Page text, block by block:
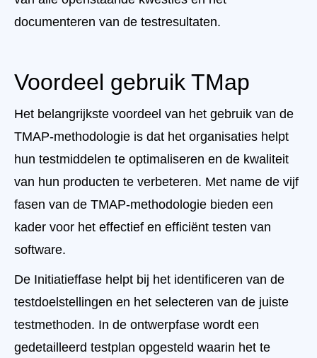
documenteren van de testresultaten.
Voordeel gebruik TMap
Het belangrijkste voordeel van het gebruik van de
TMAP-methodologie is dat het organisaties helpt
hun testmiddelen te optimaliseren en de kwaliteit
van hun producten te verbeteren. Met name de vijf
fasen van de TMAP-methodologie bieden een
kader voor het effectief en efficiënt testen van
software.
De Initiatieffase helpt bij het identificeren van de
testdoelstellingen en het selecteren van de juiste
testmethoden. In de ontwerpfase wordt een
gedetailleerd testplan opgesteld waarin het te